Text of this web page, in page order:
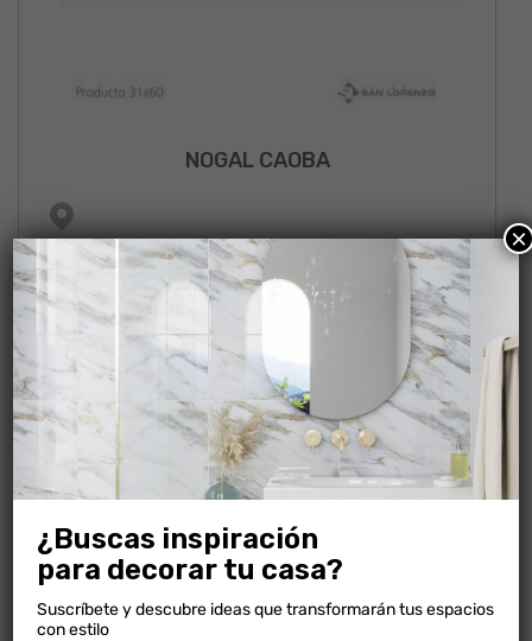
NOGAL CAOBA
¿Buscas inspiración
para decorar tu casa?
Suscríbete y descubre ideas que transformarán tus espacios
con estilo
×